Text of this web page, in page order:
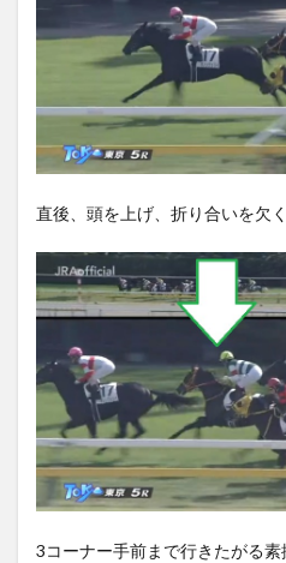
直後、頭を上げ、折り合いを欠く
3コーナー手前まで行きたがる素